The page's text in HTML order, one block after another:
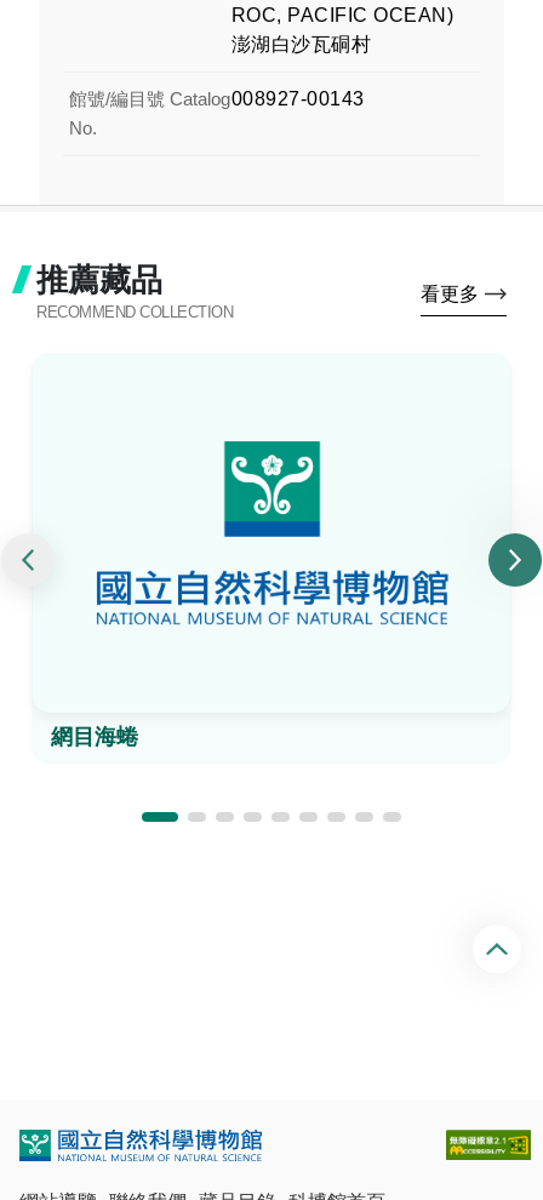
ROC, PACIFIC OCEAN)
澎湖白沙瓦硐村
館號/編目號 Catalog
No.
008927-00143
推薦藏品
RECOMMEND COLLECTION
看更多
網目海蜷
回
頂
端